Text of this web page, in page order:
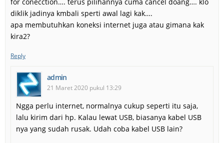
diklik jadinya kmbali sperti awal lagi kak….
apa membutuhkan koneksi internet juga atau gimana kak
kira2?
Reply
admin
21 Maret 2020 pukul 13:29
Ngga perlu internet, normalnya cukup seperti itu saja,
lalu kirim dari hp. Kalau lewat USB, biasanya kabel USB
nya yang sudah rusak. Udah coba kabel USB lain?